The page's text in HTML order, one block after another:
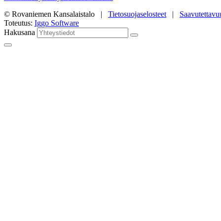
© Rovaniemen Kansalaistalo | Tietosuojaselosteet |
Toteutus: Iggo Software
Hakusana